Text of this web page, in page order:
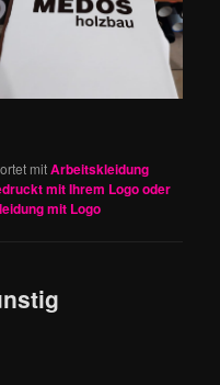
mitArbeitskleidung
mit Ihrem Logo oder
mit Logo